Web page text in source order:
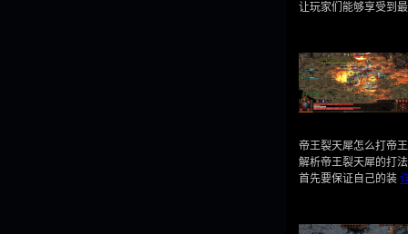
让玩家们能够享受到
帝王裂天犀怎么打帝
解析帝王裂天犀的打
首先要保证自己的装